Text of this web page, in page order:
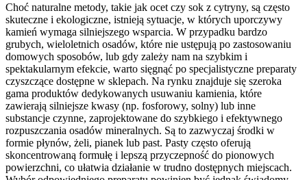
Choć naturalne metody, takie jak ocet czy sok z cytryny, są często
skuteczne i ekologiczne, istnieją sytuacje, w których uporczywy
kamień wymaga silniejszego wsparcia. W przypadku bardzo
grubych, wieloletnich osadów, które nie ustępują po zastosowaniu
domowych sposobów, lub gdy zależy nam na szybkim i
spektakularnym efekcie, warto sięgnąć po specjalistyczne preparaty
czyszczące dostępne w sklepach. Na rynku znajduje się szeroka
gama produktów dedykowanych usuwaniu kamienia, które
zawierają silniejsze kwasy (np. fosforowy, solny) lub inne
substancje czynne, zaprojektowane do szybkiego i efektywnego
rozpuszczania osadów mineralnych. Są to zazwyczaj środki w
formie płynów, żeli, pianek lub past. Pasty często oferują
skoncentrowaną formułę i lepszą przyczepność do pionowych
powierzchni, co ułatwia działanie w trudno dostępnych miejscach.